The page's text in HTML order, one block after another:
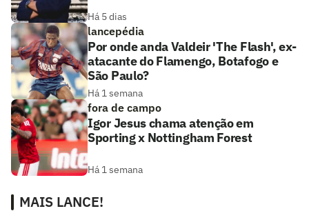
Há 5 dias
lancepédia
Por onde anda Valdeir 'The Flash', ex-
atacante do Flamengo, Botafogo e
São Paulo?
Há 1 semana
fora de campo
Igor Jesus chama atenção em
Sporting x Nottingham Forest
Há 1 semana
MAIS LANCE!